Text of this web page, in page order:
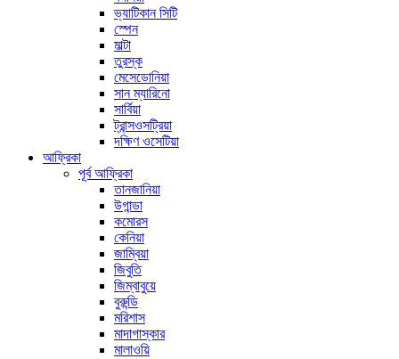
ভ্যাটিকান সিটি
স্পেন
মাল্টা
তুরস্ক
মেসেডোনিয়া
সান ম্যারিনো
সার্বিয়া
ট্রান্সওসট্রিয়া
দক্ষিণ ওসেটিয়া
আফ্রিকা
পূর্ব আফ্রিকা
তানজানিয়া
উগান্ডা
কমোরস
কেনিয়া
জাম্বিয়া
জিবুতি
জিম্বাবুয়ে
বুরুন্ডি
মরিশাস
মাদাগাস্কার
মালাওয়ি